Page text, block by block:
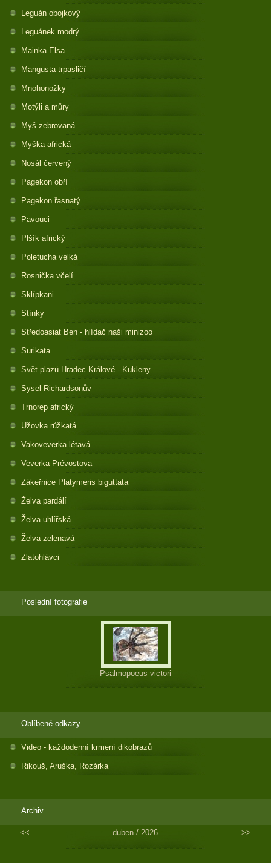
Leguán obojkový
Leguánek modrý
Mainka Elsa
Mangusta trpasličí
Mnohonožky
Motýli a můry
Myš zebrovaná
Myška africká
Nosál červený
Pagekon obří
Pagekon řasnatý
Pavouci
Plšík africký
Poletucha velká
Rosnička včelí
Sklípkani
Stínky
Středoasiat Ben - hlídač naši minizoo
Surikata
Svět plazů Hradec Králové - Kukleny
Sysel Richardsonův
Trnorep africký
Užovka růžkatá
Vakoveverka létavá
Veverka Prévostova
Zákeřnice Platymeris biguttata
Želva pardálí
Želva uhlířská
Želva zelenavá
Zlatohlávci
Poslední fotografie
Psalmopoeus victori
Oblíbené odkazy
Video - každodenní krmení dikobrazů
Rikouš, Aruška, Rozárka
Archiv
<< duben / 2026 >>